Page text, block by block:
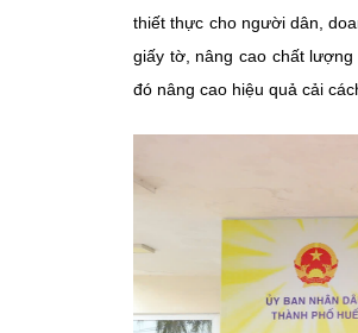
thiết thực cho người dân,
giấy tờ, nâng cao chất
đó nâng cao hiệu quả cải